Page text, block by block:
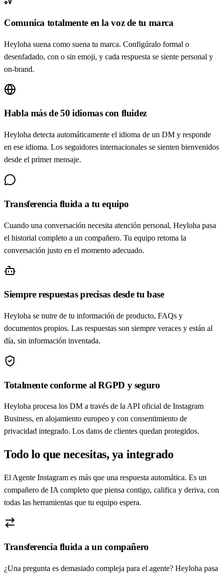
Comunica totalmente en la voz de tu marca
Heyloha suena como suena tu marca. Configúralo formal o
desenfadado, con o sin emoji, y cada respuesta se siente personal y
on-brand.
Habla más de 50 idiomas con fluidez
Heyloha detecta automáticamente el idioma de un DM y responde
en ese idioma. Los seguidores internacionales se sienten bienvenidos
desde el primer mensaje.
Transferencia fluida a tu equipo
Cuando una conversación necesita atención personal, Heyloha pasa
el historial completo a un compañero. Tu equipo retoma la
conversación justo en el momento adecuado.
Siempre respuestas precisas desde tu base
Heyloha se nutre de tu información de producto, FAQs y
documentos propios. Las respuestas son siempre veraces y están al
día, sin información inventada.
Totalmente conforme al RGPD y seguro
Heyloha procesa los DM a través de la API oficial de Instagram
Business, en alojamiento europeo y con consentimiento de
privacidad integrado. Los datos de clientes quedan protegidos.
Todo lo que necesitas, ya integrado
El Agente Instagram es más que una respuesta automática. Es un
compañero de IA completo que piensa contigo, califica y deriva, con
todas las herramientas que tu equipo espera.
Transferencia fluida a un compañero
¿Una pregunta es demasiado compleja para el agente? Heyloha pasa